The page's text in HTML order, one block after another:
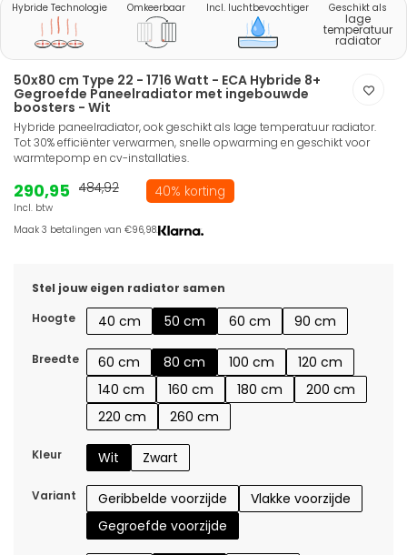
Hybride Technologie Omkeerbaar Incl. luchtbevochtiger Geschikt als
lage
temperatuur
radiator
50x80 cm Type 22 - 1716 Watt - ECA Hybride 8+
Gegroefde Paneelradiator met ingebouwde
boosters - Wit
Hybride paneelradiator, ook geschikt als lage temperatuur radiator.
Tot 30% efficiënter verwarmen, snelle opwarming en geschikt voor
warmtepomp en cv-installaties.
290,95
Incl. btw
484,92 40% korting
Maak 3 betalingen van €96,98.
Stel jouw eigen radiator samen
Hoogte
40 cm 50 cm 60 cm 90 cm
Breedte 60 cm 80 cm 100 cm
120 cm
140 cm
160 cm 180 cm
200 cm
220 cm
260 cm
Kleur Wit Zwart
Variant Geribbelde voorzijde
Vlakke voorzijde
Gegroefde voorzijde